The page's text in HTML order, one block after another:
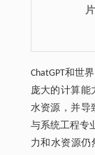
ChatGPT和世
庞大的计算能
水资源，并导
与系统工程专
力和水资源仍